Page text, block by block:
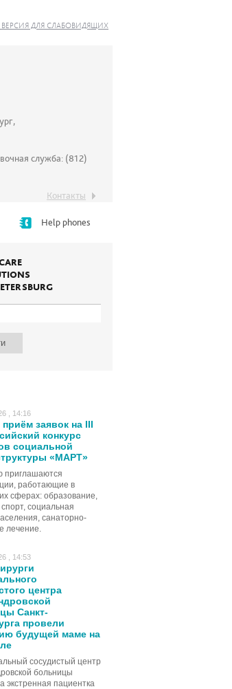
ВЕРСИЯ ДЛЯ СЛАБОВИДЯЩИХ
служба: (812)
Контакты
Help phones
, 14:16
заявок на III
конкурс
социальной
«МАРТ»
приглашаются
работающие в
сферах: образование,
спорт, социальная
санаторно-
лечение.
, 14:53
центра
Санкт-
провели
будущей маме на
сосудистый центр
больницы
экстренная пациентка